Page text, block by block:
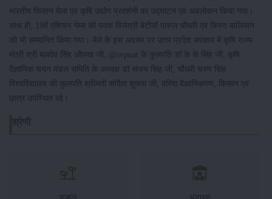
भारतीय किसान मेला एवं कृषि उद्योग प्रदर्शनी का उद्घाटन एवं अवलोकन किया गया।
साथ ही, 19वें एशियन गेम्स की पदक विजेत्री बेटीयों पारुल चौधरी एवं किरण बालियान
को भी सम्मानित किया गया। मेले के इस अवसर पर उत्तर प्रदेश सरकार में कृषि राज्य
मंत्री श्री बलदेव सिंह औलख जी, @svpuat के कुलपति डॉ के के सिंह जी, कृषि
वैज्ञानिक चयन मंडल समिति के अध्यक्ष डॉ संजय सिंह जी, चौधरी चरण सिंह
विश्वविद्यालय की कुलपति श्रीमती संगीता शुक्ला जी, वरिष्ठ वैज्ञानिकगण, किसान एवं
छात्र उपस्थित रहे।